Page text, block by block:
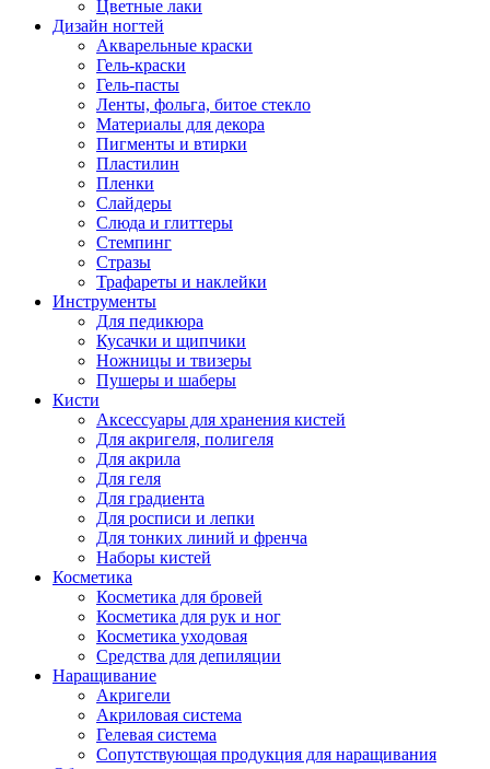
Цветные лаки
Дизайн ногтей
Акварельные краски
Гель-краски
Гель-пасты
Ленты, фольга, битое стекло
Материалы для декора
Пигменты и втирки
Пластилин
Пленки
Слайдеры
Слюда и глиттеры
Стемпинг
Стразы
Трафареты и наклейки
Инструменты
Для педикюра
Кусачки и щипчики
Ножницы и твизеры
Пушеры и шаберы
Кисти
Аксессуары для хранения кистей
Для акригеля, полигеля
Для акрила
Для геля
Для градиента
Для росписи и лепки
Для тонких линий и френча
Наборы кистей
Косметика
Косметика для бровей
Косметика для рук и ног
Косметика уходовая
Средства для депиляции
Наращивание
Акригели
Акриловая система
Гелевая система
Сопутствующая продукция для наращивания